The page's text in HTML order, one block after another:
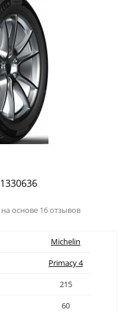
1330636
на основе 16 отзывов
Michelin
Primacy 4
215
60